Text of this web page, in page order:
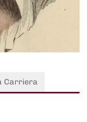
Carriera